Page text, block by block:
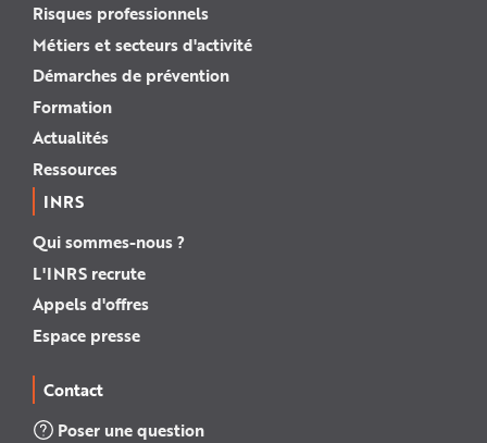
Risques professionnels
Métiers et secteurs d'activité
Démarches de prévention
Formation
Actualités
Ressources
INRS
Qui sommes-nous ?
L'INRS recrute
Appels d'offres
Espace presse
Contact
Poser une question